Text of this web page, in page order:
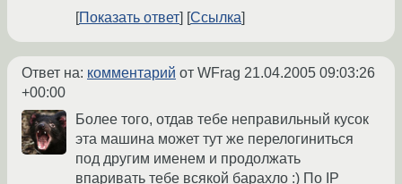
Показать ответ
Ссылка
Ответ на: комментарий от WFrag 21.04.2005 09:03:26
+00:00
Более того, отдав тебе неправильный кусок
эта машина может тут же перелогиниться
под другим именем и продолжать
впаривать тебе всякой барахло :) По IP